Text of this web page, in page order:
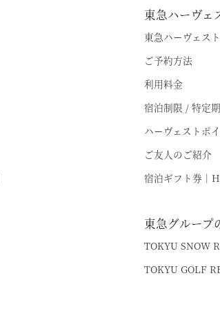
東急ハーヴェ
東急ハーヴェス
ご予約方法
利用料金
宿泊制限 / 特定
ハーヴェストポ
ご友人のご紹介
宿泊ギフト券｜
東急グループ
TOKYU SNOW
TOKYU GOLF